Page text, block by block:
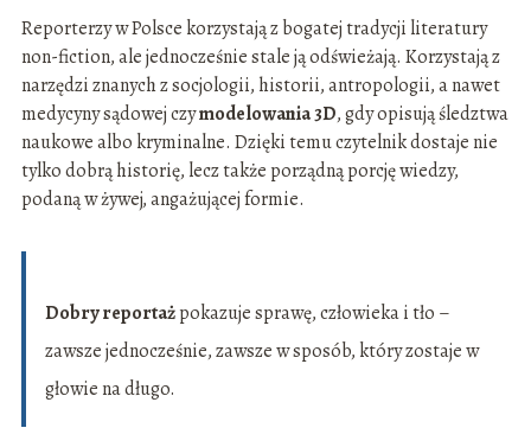
Reporterzy w Polsce korzystają z bogatej tradycji literatury
non-fiction, ale jednocześnie stale ją odświeżają. Korzystają z
narzędzi znanych z socjologii, historii, antropologii, a nawet
medycyny sądowej czymodelowania 3D, gdy opisują śledztwa
naukowe albo kryminalne. Dzięki temu czytelnik dostaje nie
tylko dobrą historię, lecz także porządną porcję wiedzy,
podaną w żywej, angażującej formie.
Dobry reportażpokazuje sprawę, człowieka i tło –
zawsze jednocześnie, zawsze w sposób, który zostaje w
głowie na długo.